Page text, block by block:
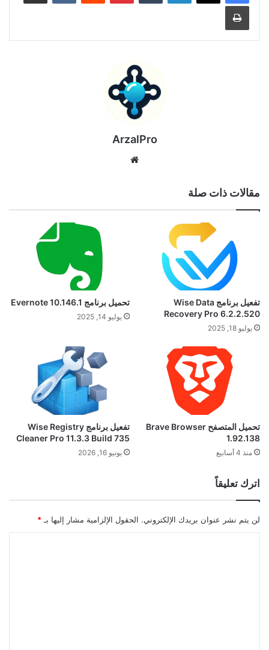
طباعة
ArzalPro
مقالات ذات صلة
تفعيل برنامج Wise Data
Recovery Pro 6.2.2.520
يوليو 18, 2025
تحميل برنامج Evernote 10.146.1
يوليو 14, 2025
تحميل المتصفح Brave Browser
1.92.138
منذ 4 أسابيع
تفعيل برنامج Wise Registry
Cleaner Pro 11.3.3 Build 735
يونيو 16, 2026
اترك تعليقاً
لن يتم نشر عنوان بريدك الإلكتروني. الحقول الإلزامية مشار إليها بـ *